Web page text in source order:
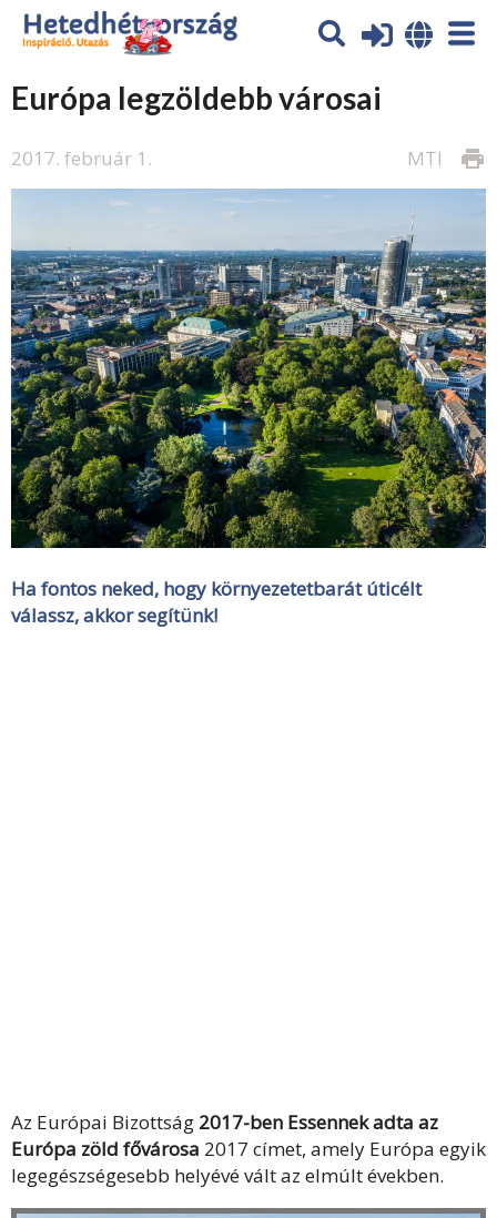
Európa legzöldebb városai
2017. február 1. print
MTI
Ha fontos neked, hogy környezetetbarát úticélt
válassz, akkor segítünk!
Az Európai Bizottság 2017-ben Essennek adta az
Európa zöld fővárosa 2017 címet, amely Európa egyik
legegészségesebb helyévé vált az elmúlt években.